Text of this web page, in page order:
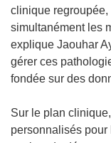
clinique
simultanément les
explique Jaouhar
gérer ces
fondée sur des
Sur le plan
personnalisés